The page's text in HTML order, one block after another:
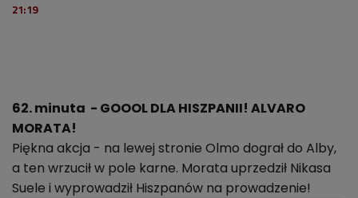
21:19
62. minuta - GOOOL DLA HISZPANII! ALVARO
MORATA!
Piękna akcja - na lewej stronie Olmo dograł do Alby,
a ten wrzucił w pole karne. Morata uprzedził Nikasa
Suele i wyprowadził Hiszpanów na prowadzenie!